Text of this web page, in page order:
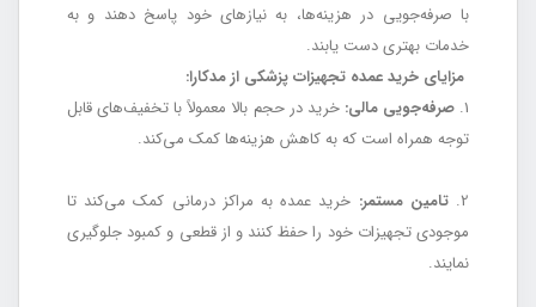
با صرفه‌جویی در هزینه‌ها، به نیازهای خود پاسخ دهند و به
خدمات بهتری دست یابند.
مزایای خرید عمده تجهیزات پزشکی از مدکارا:
1. صرفه‌جویی مالی: خرید در حجم بالا معمولاً با تخفیف‌های قابل
توجه همراه است که به کاهش هزینه‌ها کمک می‌کند.
2. تامین مستمر: خرید عمده به مراکز درمانی کمک می‌کند تا
موجودی تجهیزات خود را حفظ کنند و از قطعی و کمبود جلوگیری
نمایند.